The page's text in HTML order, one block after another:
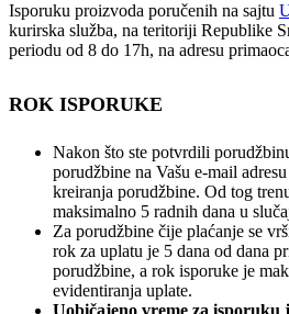
Isporuku proizvoda poručenih na sajtu
kurirska služba, na teritoriji Republike
periodu od 8 do 17h, na adresu
ROK ISPORUKE
Nakon što ste potvrdili
porudžbine na Vašu e-mail
kreiranja porudžbine. Od tog
maksimalno 5 radnih dana u
Za porudžbine čije plaćanje se
rok za uplatu je 5 dana od dana
porudžbine, a rok isporuke je
evidentiranja uplate.